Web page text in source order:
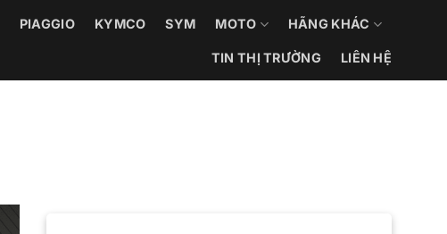
PIAGGIO KYMCO SYM MOTO HÃNG KHÁC
TIN THỊ TRƯỜNG LIÊN HỆ